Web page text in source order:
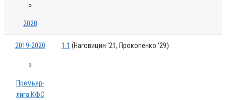
»
2020
2019-2020
»
Премьер-
лига КФС
1:1 (Наговицин '21, Прокопенко '29)